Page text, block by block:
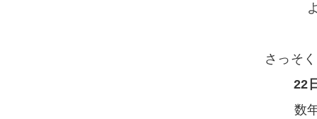
さっそ
22
数